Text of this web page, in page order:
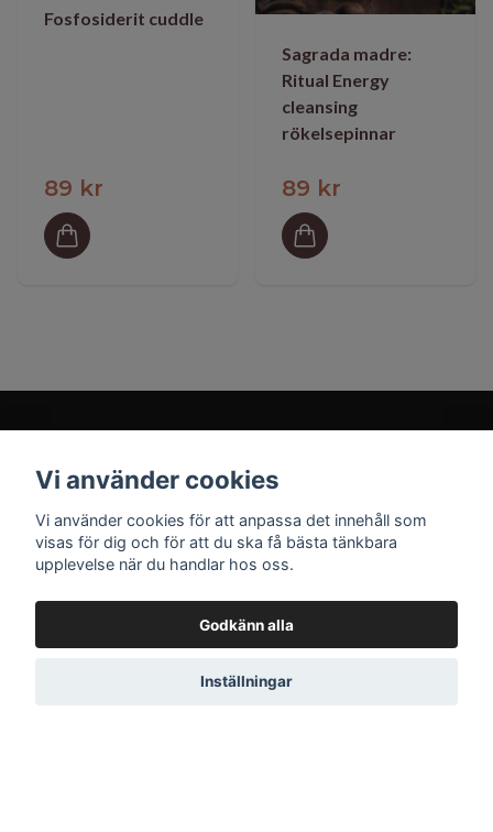
Fosfosiderit cuddle
89 kr
Sagrada madre:
Ritual Energy
cleansing
rökelsepinnar
89 kr
Vi använder cookies
Vi använder cookies för att anpassa det innehåll som
visas för dig och för att du ska få bästa tänkbara
upplevelse när du handlar hos oss.
Godkänn alla
Inställningar